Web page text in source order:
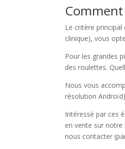
Le critère principal
clinique), vous
Pour les grandes
des roulettes.
Nous vous
résolution
Intéressé par ces
en vente sur
nous contacter